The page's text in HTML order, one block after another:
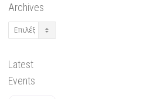
Archives
Archives
Latest
Events